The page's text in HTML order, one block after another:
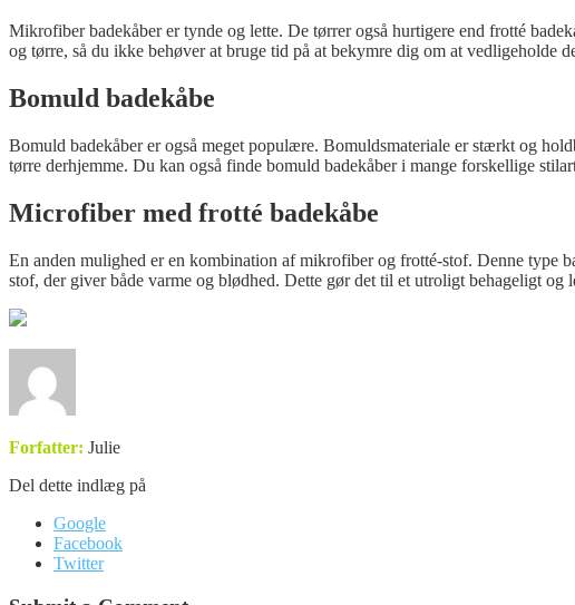
Mikrofiber badekåber er tynde og lette. De tørrer også hurtigere end frotté
og tørre, så du ikke behøver at bruge tid på at bekymre dig om at vedligeholde
Bomuld badekåbe
Bomuld badekåber er også meget populære. Bomuldsmateriale er stærkt og
tørre derhjemme. Du kan også finde bomuld badekåber i mange forskellige
Microfiber med frotté badekåbe
En anden mulighed er en kombination af mikrofiber og frotté-stof. Denne type
stof, der giver både varme og blødhed. Dette gør det til et utroligt behageligt og
Forfatter: Julie
Del dette indlæg på
Google
Facebook
Twitter